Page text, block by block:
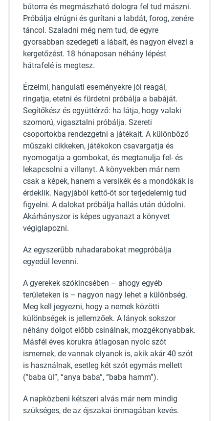
bútorra és megmászható dologra fel tud mászni.
Próbálja elrúgni és gurítani a labdát, forog, zenére
táncol. Szaladni még nem tud, de egyre
gyorsabban szedegeti a lábait, és nagyon élvezi a
kergetőzést. 18 hónaposan néhány lépést
hátrafelé is megtesz.
Érzelmi, hangulati eseményekre jól reagál,
ringatja, etetni és fürdetni próbálja a babáját.
Segítőkész és együttérző: ha látja, hogy valaki
szomorú, vigasztalni próbálja. Szereti
csoportokba rendezgetni a játékait. A különböző
műszaki cikkeken, játékokon csavargatja és
nyomogatja a gombokat, és megtanulja fel- és
lekapcsolni a villanyt. A könyvekben már nem
csak a képek, hanem a versikék és a mondókák is
érdeklik. Nagyjából kettő-öt sor terjedelemig tud
figyelni. A dalokat próbálja hallás után dúdolni.
Akárhányszor is képes ugyanazt a könyvet
végiglapozni.
Az egyszerűbb ruhadarabokat megpróbálja
egyedül levenni.
A gyerekek szókincsében – ahogy egyéb
területeken is – nagyon nagy lehet a különbség.
Meg kell jegyezni, hogy a nemek közötti
különbségek is jellemzőek. A lányok sokszor
néhány dolgot előbb csinálnak, mozgékonyabbak.
Másfél éves korukra átlagosan nyolc szót
ismernek, de vannak olyanok is, akik akár 40 szót
is használnak, esetleg két szót egymás mellett
(“baba ül”, “anya baba”, “baba hamm”).
A napközbeni kétszeri alvás már nem mindig
szükséges, de az éjszakai önmagában kevés.